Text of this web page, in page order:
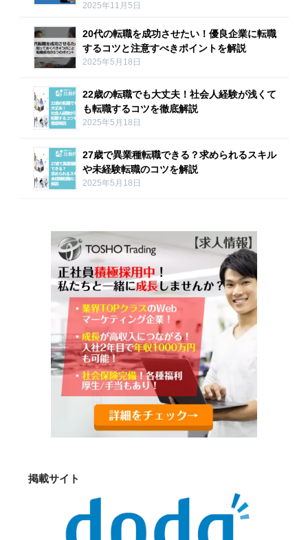
2025年11月5日
20代の転職を成功させたい！優良企業に転職
するコツと注意すべきポイントを解説
2025年5月18日
22歳の転職でも大丈夫！社会人経験が浅くて
も転職するコツを徹底解説
2025年5月18日
27歳で異業種転職できる？求められるスキル
や未経験転職のコツを解説
2025年5月18日
掲載サイト